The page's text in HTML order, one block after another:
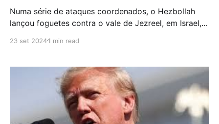
Numa série de ataques coordenados, o Hezbollah
lançou foguetes contra o vale de Jezreel, em Israel,
como Haifa, a base aérea de Ramat David, Afulae a
Post, os foguetes atingiram em cheio a cidade de
23 set 20241 min read